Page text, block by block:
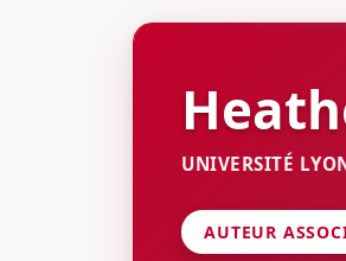
UNIVERSITÉ
AUTEUR